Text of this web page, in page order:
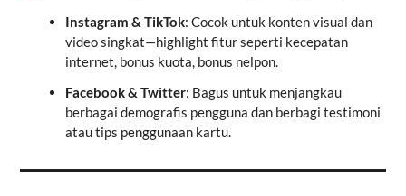
Instagram & TikTok: Cocok untuk konten visual dan
video singkat—highlight fitur seperti kecepatan
internet, bonus kuota, bonus nelpon.
Facebook & Twitter: Bagus untuk menjangkau
berbagai demografis pengguna dan berbagi testimoni
atau tips penggunaan kartu.